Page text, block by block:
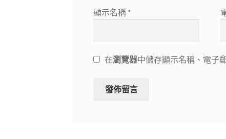
顯示名稱 *
在瀏覽器中儲存顯示名稱、電子